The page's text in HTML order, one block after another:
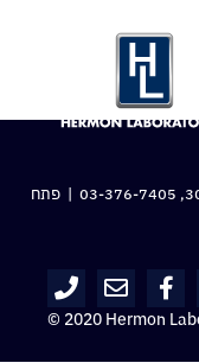
03-376-7405 | פתח
© 2020 Hermon